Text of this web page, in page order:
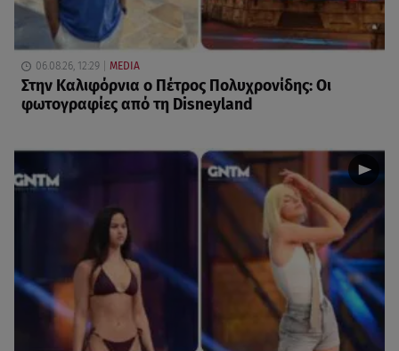
06.08.26, 12:29 MEDIA
Στην Καλιφόρνια ο Πέτρος Πολυχρονίδης: Οι
φωτογραφίες από τη Disneyland